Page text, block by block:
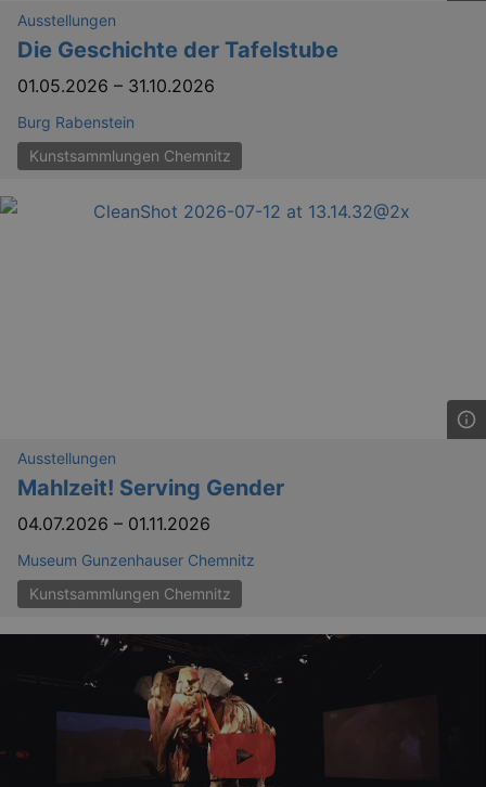
Ausstellungen
Die Geschichte der Tafelstube
01.05.2026 – 31.10.2026
Burg Rabenstein
Kunstsammlungen Chemnitz
Ausstellungen
Mahlzeit! Serving Gender
04.07.2026 – 01.11.2026
Museum Gunzenhauser Chemnitz
Kunstsammlungen Chemnitz
_gat_UA-12823294-20
.kulturkalender-
GPS
Google LLC
VISITOR_INFO1_LIVE
Google LLC